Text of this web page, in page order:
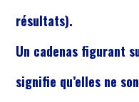
résultats).
Un cadenas figurant
signifie qu’elles ne